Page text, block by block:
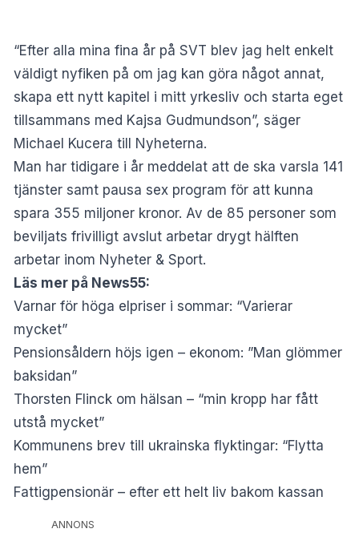
“Efter alla mina fina år på SVT blev jag helt enkelt
väldigt nyfiken på om jag kan göra något annat,
skapa ett nytt kapitel i mitt yrkesliv och starta eget
tillsammans med Kajsa Gudmundson”, säger
Michael Kucera till Nyheterna.
Man har tidigare i år meddelat att de ska varsla 141
tjänster samt pausa sex program för att kunna
spara 355 miljoner kronor. Av de 85 personer som
beviljats frivilligt avslut arbetar drygt hälften
arbetar inom Nyheter & Sport.
Läs mer på News55:
Varnar för höga elpriser i sommar: “Varierar
mycket”
Pensionsåldern höjs igen – ekonom: ”Man glömmer
baksidan”
Thorsten Flinck om hälsan – “min kropp har fått
utstå mycket”
Kommunens brev till ukrainska flyktingar: “Flytta
hem”
Fattigpensionär – efter ett helt liv bakom kassan
ANNONS